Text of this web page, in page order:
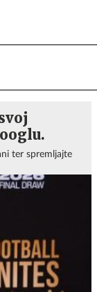
ter spremljajte